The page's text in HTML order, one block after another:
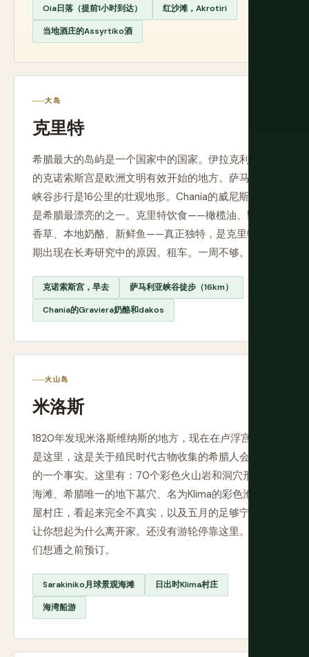
Oia日落（提前1小时到达） 红沙滩，Akrotiri
当地酒庄的Assyrtiko酒
大岛
克里特
希腊最大的岛屿是一个国家中的国家。伊拉克利翁外
的克诺索斯宫是欧洲文明有效开始的地方。萨马利亚
峡谷步行是16公里的壮观地形。Chania的威尼斯港口
是希腊最漂亮的之一。克里特饮食——橄榄油、野生
香草、本地奶酪、新鲜鱼——真正独特，是克里特定
期出现在长寿研究中的原因。租车。一周不够。
克诺索斯宫，早去 萨马利亚峡谷徒步（16km）
Chania的Graviera奶酪和dakos
火山岛
米洛斯
1820年发现米洛斯维纳斯的地方，现在在卢浮宫而不
是这里，这是关于殖民时代古物收集的希腊人会提到
的一个事实。这里有：70个彩色火山岩和洞穴形成的
海滩、希腊唯一的地下墓穴、名为Klima的彩色渔民船
屋村庄，看起来完全不真实，以及五月的足够宁静，
让你想起为什么离开家。还没有游轮停靠这里。在他
们想通之前预订。
Sarakiniko月球景观海滩 日出时Klima村庄
海湾船游